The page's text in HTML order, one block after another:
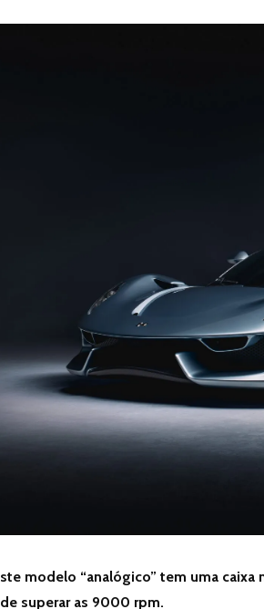
ste modelo “analógico” tem uma
de superar as 9000 rpm.